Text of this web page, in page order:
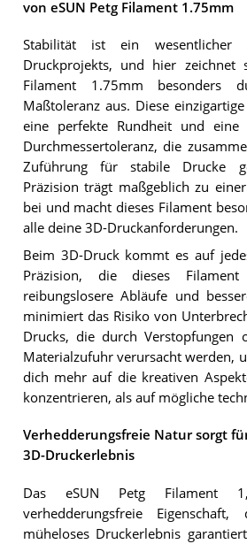
von eSUN Petg Filament 1.75mm
Stabilität ist ein wesentlicher
Druckprojekts, und hier zeichnet
Filament 1.75mm besonders
Maßtoleranz aus. Diese
eine perfekte Rundheit und eine
Durchmessertoleranz, die
Zuführung für stabile Drucke
Präzision trägt maßgeblich zu
bei und macht dieses Filament
alle deine 3D-Druckanforderungen.
Beim 3D-Druck kommt es auf
Präzision, die dieses
reibungslosere Abläufe und
minimiert das Risiko von
Drucks, die durch Verstopfungen
Materialzufuhr verursacht werden,
dich mehr auf die kreativen
konzentrieren, als auf mögliche
Verhedderungsfreie Natur sorgt
3D-Druckerlebnis
Das eSUN Petg Filament
verhedderungsfreie
müheloses Druckerlebnis